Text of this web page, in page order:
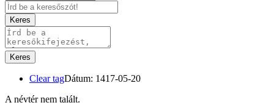
Keres
Keres
Clear tagDátum: 1417-05-20
A névtér nem talált.